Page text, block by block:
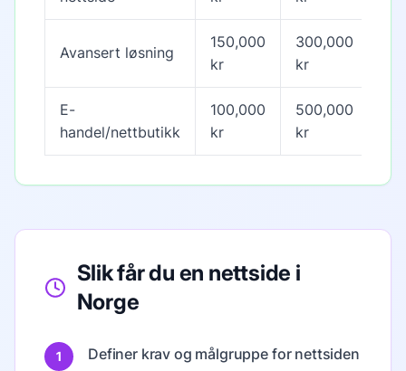
Avansert løsning
150,000
kr
300,000
kr
E-
handel/nettbutikk
100,000
kr
500,000
kr
Slik får du en nettside i
Norge
1 Definer krav og målgruppe for nettsiden